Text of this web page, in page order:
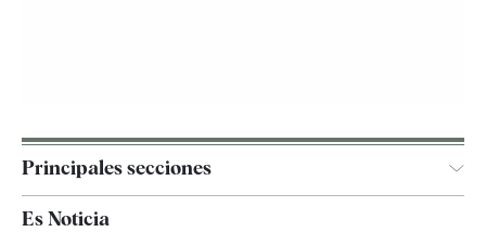
Principales secciones
España
Es Noticia